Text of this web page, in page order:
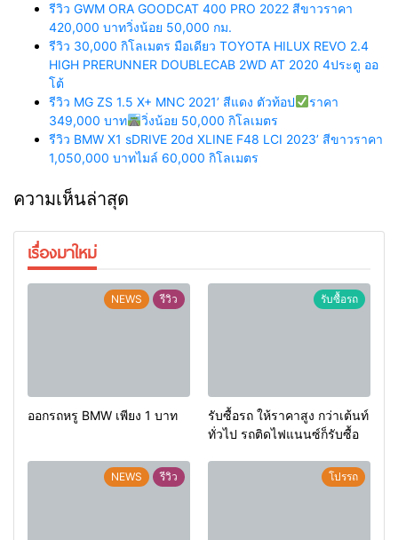
รีวิว GWM ORA GOODCAT 400 PRO 2022 สีขาวราคา
420,000 บาทวิ่งน้อย 50,000 กม.
รีวิว 30,000 กิโลเมตร มือเดียว TOYOTA HILUX REVO 2.4
HIGH PRERUNNER DOUBLECAB 2WD AT 2020 4ประตู ออ
โต้
รีวิว MG ZS 1.5 X+ MNC 2021’ สีแดง ตัวท้อป
ราคา
349,000 บาท
วิ่งน้อย 50,000 กิโลเมตร
รีวิว BMW X1 sDRIVE 20d XLINE F48 LCI 2023’ สีขาวราคา
1,050,000 บาทไมล์ 60,000 กิโลเมตร
ความเห็นล่าสุด
เรื่องมาใหม่
NEWS รีวิว
ออกรถหรู BMW เพียง 1 บาท
รับซื้อรถ
รับซื้อรถ ให้ราคาสูง กว่าเต้นท์
ทั่วไป รถติดไฟแนนซ์ก็รับซื้อ
NEWS รีวิว โปรรถ